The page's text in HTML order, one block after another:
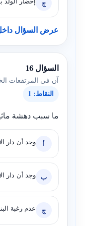
ج
عرض السؤال داخل
السؤال 16
آن في المرتفعات
النقاط: 1
ما سبب دهشة
أ وجد أن دار
ب وجد أن دار
ج عدم رغبة